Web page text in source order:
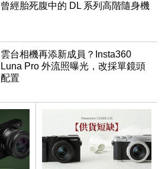
曾經胎死腹中的 DL 系列高階隨身機
雲台相機再添新成員？Insta360
Luna Pro 外流照曝光，改採單鏡頭
配置